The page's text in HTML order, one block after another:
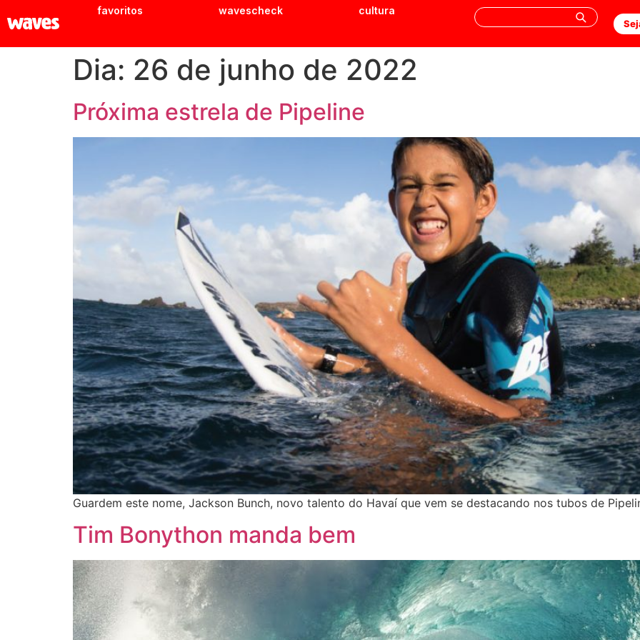
favoritos wavescheck cultura
Dia: 26 de junho de 2022
Próxima estrela de Pipeline
Guardem este nome, Jackson Bunch, novo talento do Havaí que vem se destacando nos tubos de
Tim Bonython manda bem